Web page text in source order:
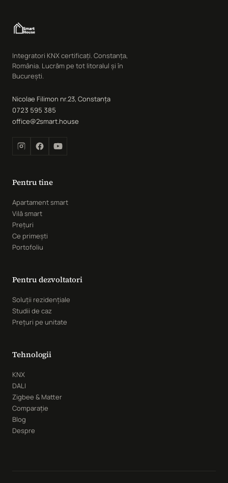
Integratori KNX certificați. Constanța,
România. Lucrăm pe tot litoralul și în
București.
Nicolae Filimon nr.23, Constanța
0723 595 385
office@2smart.house
Pentru tine
Apartament smart
Vilă smart
Prețuri
Ce primești
Portofoliu
Pentru dezvoltatori
Soluții rezidențiale
Studii de caz
Prețuri pe unitate
Tehnologii
KNX
DALI
Zigbee & Matter
Comparație
Blog
Despre